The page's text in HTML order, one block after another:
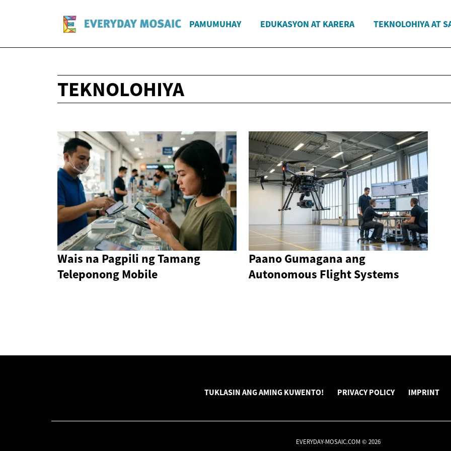
PAMUMUHAY EDUKASYON AT KARERA TEKNOLOHIYA AT
TEKNOLOHIYA
Wais na Pagpili ng Tamang
Teleponong Mobile
Paano Gumagana ang
Autonomous Flight Systems
TUKLASIN ANG AMING KUWENTO! PRIVACY POLICY IMPRINT
EVERYDAY-MOSAIC.COM © 2026